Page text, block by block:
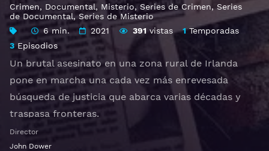
Crimen, Documental, Misterio, Series de Crimen, Series
de Documental,Series de Misterio
6 min.
2021 391 vistas 1Temporadas
3 Episodios
Un brutal asesinato en una zona rural de Irlanda
pone en marcha una cada vez más enrevesada
búsqueda de justicia que abarca varias décadas y
traspasa fronteras.
Director
John Dower